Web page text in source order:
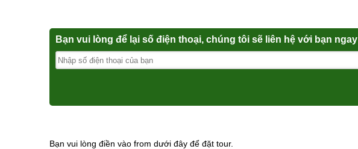
Bạn vui lòng để lại số điện thoại, chúng tôi sẽ liên hệ với bạn ngay
Bạn vui lòng điền vào from dưới đây để đặt tour.